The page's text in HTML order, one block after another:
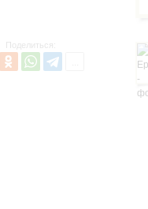
Поделиться: